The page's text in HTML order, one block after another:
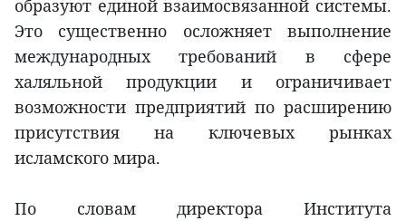
образуют единой взаимосвязанной системы.
Это существенно осложняет выполнение
международных требований в сфере
халяльной продукции и ограничивает
возможности предприятий по расширению
присутствия на ключевых рынках
исламского мира.
По словам директора Института